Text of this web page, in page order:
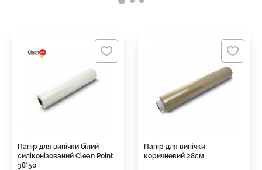
Папір для випічки білий
силіконізований Clean Point
38*50
Папір для випічки
коричневий 28см